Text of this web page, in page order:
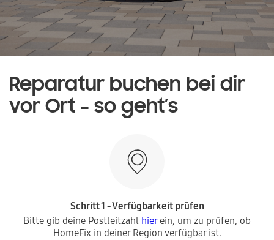
Reparatur buchen bei dir
vor Ort – so geht’s
Schritt 1 - Verfügbarkeit prüfen
Bitte gib deine Postleitzahl hierein, um zu prüfen, ob
HomeFix in deiner Region verfügbar ist.